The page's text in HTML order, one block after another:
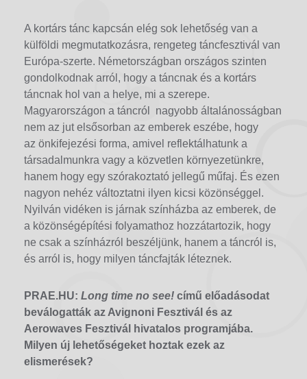
A kortárs tánc kapcsán elég sok lehetőség van a
külföldi megmutatkozásra, rengeteg táncfesztivál van
Európa-szerte. Németországban országos szinten
gondolkodnak arról, hogy a táncnak és a kortárs
táncnak hol van a helye, mi a szerepe.
Magyarországon a táncról nagyobb általánosságban
nem az jut elsősorban az emberek eszébe, hogy
az önkifejezési forma, amivel reflektálhatunk a
társadalmunkra vagy a közvetlen környezetünkre,
hanem hogy egy szórakoztató jellegű műfaj. És ezen
nagyon nehéz változtatni ilyen kicsi közönséggel.
Nyilván vidéken is járnak színházba az emberek, de
a közönségépítési folyamathoz hozzátartozik, hogy
ne csak a színházról beszéljünk, hanem a táncról is,
és arról is, hogy milyen táncfajták léteznek.
PRAE.HU: Long time no see! című előadásodat
beválogatták az Avignoni Fesztivál és az
Aerowaves Fesztivál hivatalos programjába.
Milyen új lehetőségeket hoztak ezek az
elismerések?